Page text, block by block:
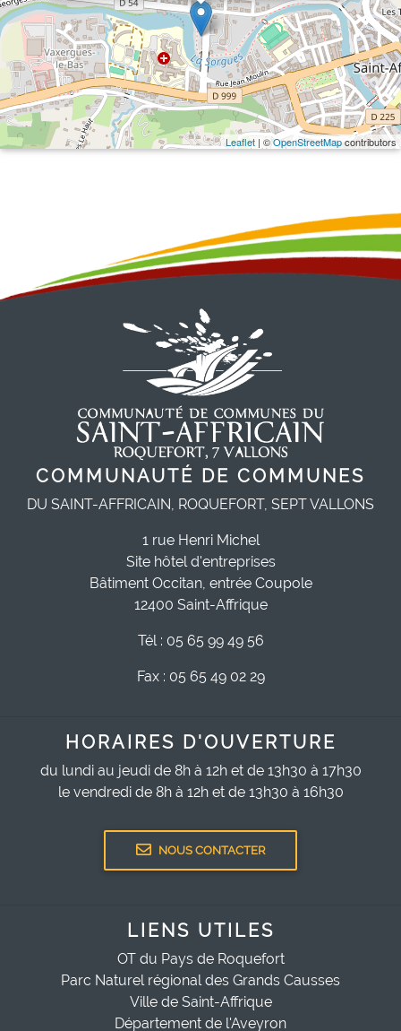
Leaflet | ©OpenStreetMapcontributors
COMMUNAUTÉ DE COMMUNES
DU SAINT-AFFRICAIN, ROQUEFORT, SEPT VALLONS
1 rue Henri Michel
Site hôtel d'entreprises
Bâtiment Occitan, entrée Coupole
12400 Saint-Affrique
Tél : 05 65 99 49 56
Fax : 05 65 49 02 29
HORAIRES D'OUVERTURE
du lundi au jeudi de 8h à 12h et de 13h30 à 17h30
le vendredi de 8h à 12h et de 13h30 à 16h30
NOUS CONTACTER
LIENS UTILES
OT du Pays de Roquefort
Parc Naturel régional des Grands Causses
Ville de Saint-Affrique
Département de l'Aveyron